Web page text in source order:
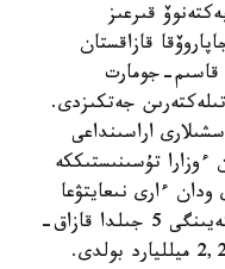
قىرعىز
قازاقستان
قاسىم-جومارت
جەتكىزدى.
اراسىنداعى
تۇسىنىستىككە
ءارى نىعايتۋعا
ىقپال ەتىپ وتىرعانى اتاپ ءوتىلدى. كەيىنگى 5 جىلدا قازاق-